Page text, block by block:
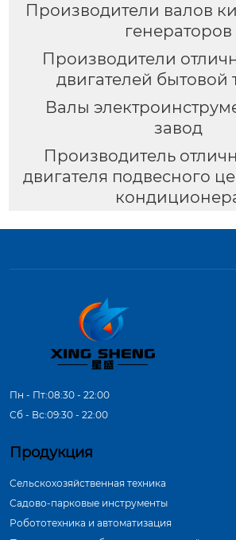
Производители валов
генераторов
Производители
двигателей бытовой
Валы
завод
Производитель
двигателя подвесного
Пн - Пт:08:30 - 22:00
Сб - Вс:09:30 - 22:00
Продукция
Сельскохозяйственная техника
Садово-парковые инструменты
Робототехника и автоматизация